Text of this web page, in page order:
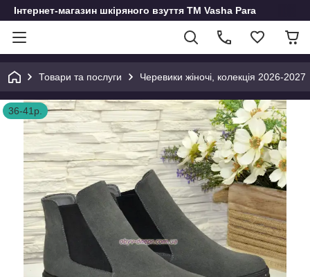
Інтернет-магазин шкіряного взуття ТМ Vasha Para
Товари та послуги Черевики жіночі, колекція 2026-2027
36-41р.